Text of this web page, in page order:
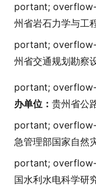
portant;
州省岩石力学与工
portant;
州省交通规划勘察
portant;
办单位： 贵州省公
portant;
急管理部国家自然
portant;
国水利水电科学研